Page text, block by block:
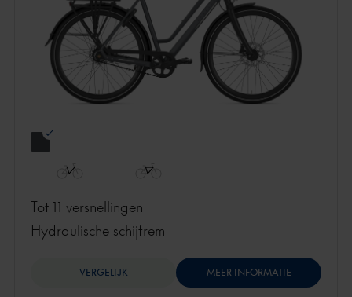
Tot 11 versnellingen
hydraulische schijfrem
VERGELIJK MEER INFORMATIE